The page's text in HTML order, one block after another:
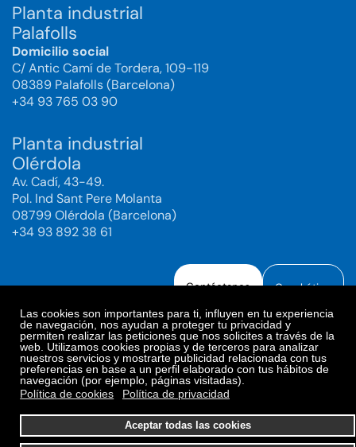
Las cookies son importantes para ti, influyen en tu experiencia
de navegación, nos ayudan a proteger tu privacidad y
permiten realizar las peticiones que nos solicites a través de la
web. Utilizamos cookies propias y de terceros para analizar
nuestros servicios y mostrarte publicidad relacionada con tus
preferencias en base a un perfil elaborado con tus hábitos de
navegación (por ejemplo, páginas visitadas).
Política de cookies
Política de privacidad
Aceptar todas las cookies
Planta industrial
Palafolls
Domicilio social
C/ Antic Camí de Tordera, 109-119
08389 Palafolls (Barcelona)
+34 93 765 03 90
Planta industrial
Olérdola
Av. Cadí, 43-49.
Pol. Ind Sant Pere Molanta
08799 Olérdola (Barcelona)
+34 93 892 38 61
Contáctanos Canal ético
Aviso legal
Política de Privacidad
Política de Redes Sociales
Política de cookies
Preferencias de cookies
© 2025. Bioiberica S.A.U. Todos los derechos reservados.